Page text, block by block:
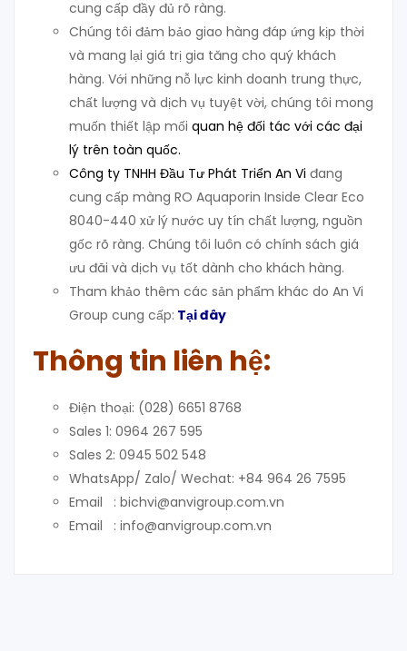
cung cấp đầy đủ rõ ràng.
Chúng tôi đảm bảo giao hàng đáp ứng kịp thời
và mang lại giá trị gia tăng cho quý khách
hàng. Với những nỗ lực kinh doanh trung thực,
chất lượng và dịch vụ tuyệt vời, chúng tôi mong
muốn thiết lập mối quan hệ đối tác với các đại
lý trên toàn quốc.
Công ty TNHH Đầu Tư Phát Triển An Vi đang
cung cấp màng RO Aquaporin Inside Clear Eco
8040-440 xử lý nước uy tín chất lượng, nguồn
gốc rõ ràng. Chúng tôi luôn có chính sách giá
ưu đãi và dịch vụ tốt dành cho khách hàng.
Tham khảo thêm các sản phẩm khác do An Vi
Group cung cấp: Tại đây
Thông tin liên hệ:
Điện thoại: (028) 6651 8768
Sales 1: 0964 267 595
Sales 2: 0945 502 548
WhatsApp/ Zalo/ Wechat: +84 964 26 7595
Email : bichvi@anvigroup.com.vn
Email : info@anvigroup.com.vn